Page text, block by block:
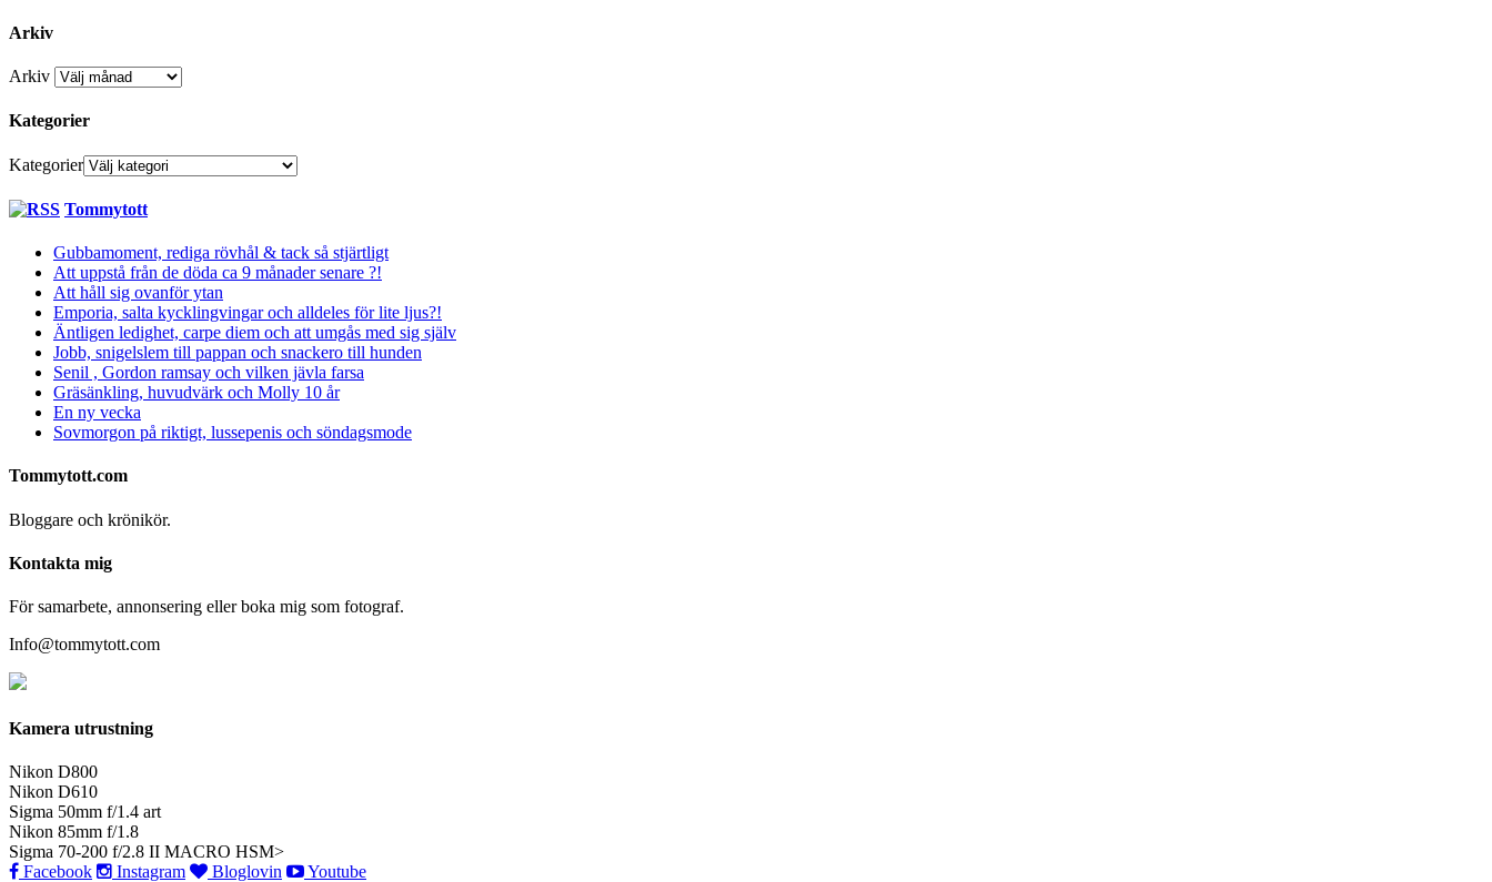
Arkiv
Arkiv
Kategorier
Kategorier
Tommytott
Gubbamoment, rediga rövhål & tack så stjärtligt
Att uppstå från de döda ca 9 månader senare ?!
Att håll sig ovanför ytan
Emporia, salta kycklingvingar och alldeles för lite ljus?!
Äntligen ledighet, carpe diem och att umgås med sig själv
Jobb, snigelslem till pappan och snackero till hunden
Senil , Gordon ramsay och vilken jävla farsa
Gräsänkling, huvudvärk och Molly 10 år
En ny vecka
Sovmorgon på riktigt, lussepenis och söndagsmode
Tommytott.com
Bloggare och krönikör.
Kontakta mig
För samarbete, annonsering eller boka mig som fotograf.
Info@tommytott.com
Kamera utrustning
Nikon D800
Nikon D610
Sigma 50mm f/1.4 art
Nikon 85mm f/1.8
Sigma 70-200 f/2.8 II MACRO HSM>
Facebook
Instagram Bloglovin
Youtube